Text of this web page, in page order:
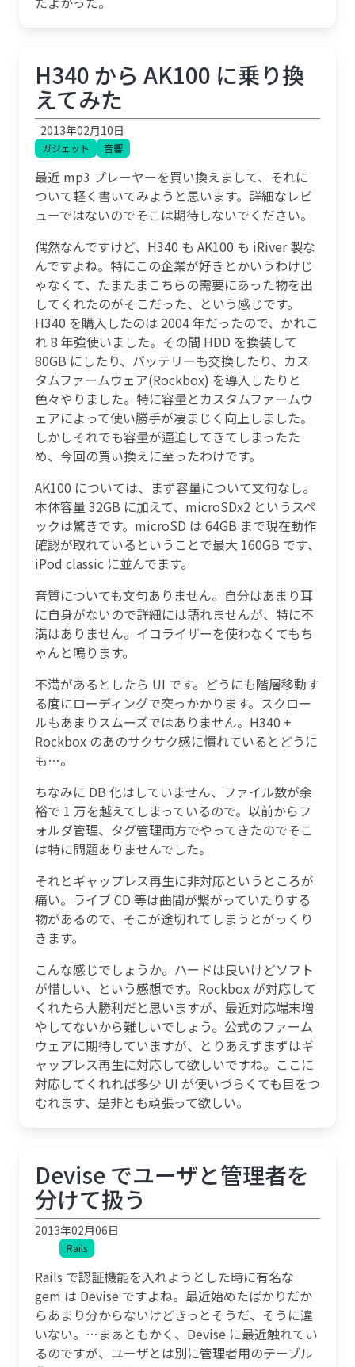
H340 から AK100 に乗り換
えてみた
2013年02月10日
ガジェット 音響
最近 mp3 プレーヤーを買い換えまして、それに
ついて軽く書いてみようと思います。詳細なレビ
ューではないのでそこは期待しないでください。
偶然なんですけど、H340 も AK100 も iRiver 製な
んですよね。特にこの企業が好きとかいうわけじ
ゃなくて、たまたまこちらの需要にあった物を出
してくれたのがそこだった、という感じです。
H340 を購入したのは 2004 年だったので、かれこ
れ 8 年強使いました。その間 HDD を換装して
80GB にしたり、バッテリーも交換したり、カス
タムファームウェア(Rockbox) を導入したりと
色々やりました。特に容量とカスタムファームウ
ェアによって使い勝手が凄まじく向上しました。
しかしそれでも容量が逼迫してきてしまったた
め、今回の買い換えに至ったわけです。
AK100 については、まず容量について文句なし。
本体容量 32GB に加えて、microSDx2 というスペ
ックは驚きです。microSD は 64GB まで現在動作
確認が取れているということで最大 160GB です、
iPod classic に並んでます。
音質についても文句ありません。自分はあまり耳
に自身がないので詳細には語れませんが、特に不
満はありません。イコライザーを使わなくてもち
ゃんと鳴ります。
不満があるとしたら UI です。どうにも階層移動す
る度にローディングで突っかかります。スクロー
ルもあまりスムーズではありません。H340 +
Rockbox のあのサクサク感に慣れているとどうに
も…。
ちなみに DB 化はしていません、ファイル数が余
裕で 1 万を越えてしまっているので。以前からフ
ォルダ管理、タグ管理両方でやってきたのでそこ
は特に問題ありませんでした。
それとギャップレス再生に非対応というところが
痛い。ライブ CD 等は曲間が繋がっていたりする
物があるので、そこが途切れてしまうとがっくり
きます。
こんな感じでしょうか。ハードは良いけどソフト
が惜しい、という感想です。Rockbox が対応して
くれたら大勝利だと思いますが、最近対応端末増
やしてないから難しいでしょう。公式のファーム
ウェアに期待していますが、とりあえずまずはギ
ャップレス再生に対応して欲しいですね。ここに
対応してくれれば多少 UI が使いづらくても目をつ
むれます、是非とも頑張って欲しい。
Devise でユーザと管理者を
分けて扱う
2013年02月06日
Rails
Rails で認証機能を入れようとした時に有名な
gem は Devise ですよね。最近始めたばかりだか
らあまり分からないけどきっとそうだ、そうに違
いない。…まぁともかく、Devise に最近触れてい
るのですが、ユーザとは別に管理者用のテーブル